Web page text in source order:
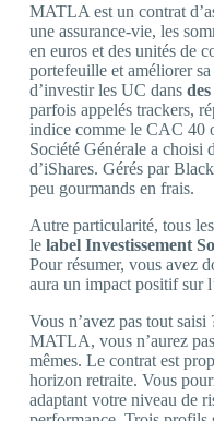
MATLA est un contrat
une assurance-vie, les
en euros et des unités de
portefeuille et améliorer
d’investir les UC dans
parfois appelés trackers,
indice comme le CAC 40
Société Générale a choisi
d’iShares. Gérés par
peu gourmands en frais.
Autre particularité, tous
le label Investissement
Pour résumer, vous avez
aura un impact positif sur
Vous n’avez pas tout saisi
MATLA, vous n’aurez
mêmes. Le contrat est
horizon retraite. Vous
adaptant votre niveau de